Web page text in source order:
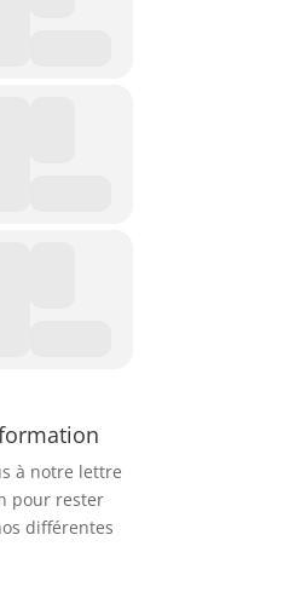
à notre lettre
pour rester
différentes